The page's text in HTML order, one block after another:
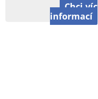
Chci víc
informací